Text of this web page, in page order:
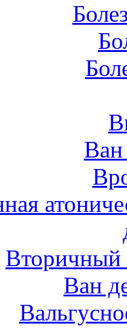
Вторичный
Ван